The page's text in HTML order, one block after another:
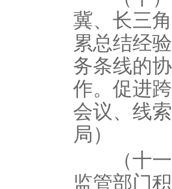
冀、长三
累总结经
务条线的
作。促进
会议、线
局）
（十一
监管部门